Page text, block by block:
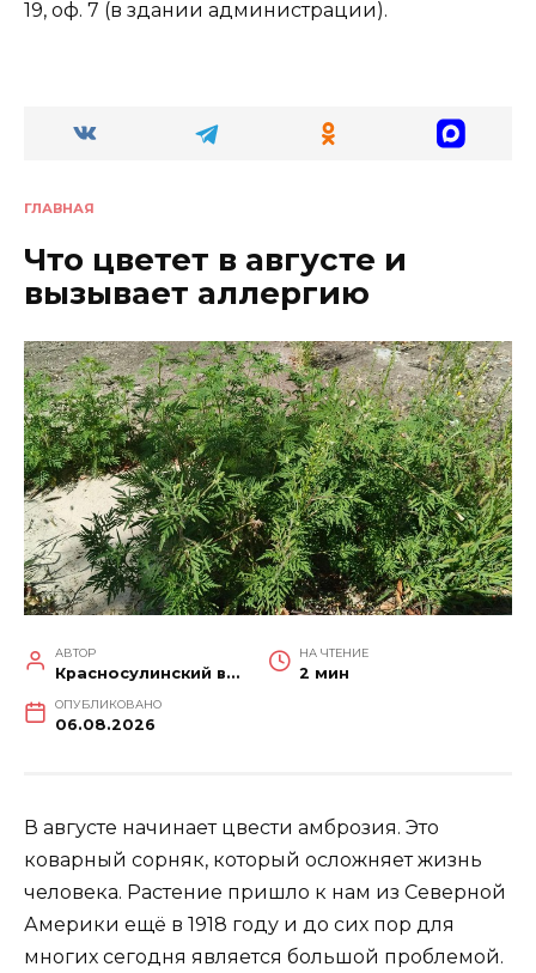
19, оф. 7 (в здании администрации).
ГЛАВНАЯ
Что цветет в августе и
вызывает аллергию
АВТОР
Красносулинский вестник
НА ЧТЕНИЕ
2 мин
ОПУБЛИКОВАНО
06.08.2026
В августе начинает цвести амброзия. Это
коварный сорняк, который осложняет жизнь
человека. Растение пришло к нам из Северной
Америки ещё в 1918 году и до сих пор для
многих сегодня является большой проблемой.